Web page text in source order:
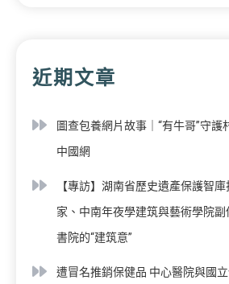
近期文章
圖查包養網片故事｜“有牛哥”守護
中國網
【專訪】湖南省歷史遺產保護智
家、中南年夜學建筑與藝術學院
書院的“建筑意”
遭冒名推銷保健品 中心醫院與國